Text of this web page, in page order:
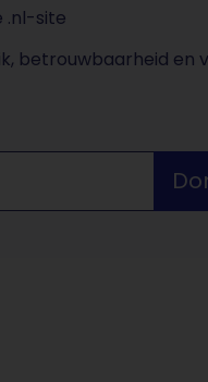
.nl-site
betrouwbaarheid en